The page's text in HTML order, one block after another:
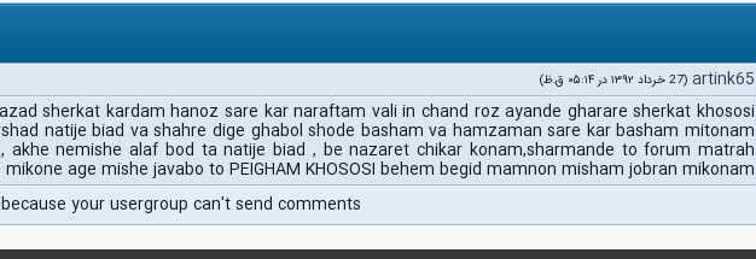
artink65 (27 خرداد ۱۳۹۲ در ۰۵:۱۴ ق.ظ)
sherkat kardam hanoz sare kar naraftam vali in chand roz ayande gharare sherkat khososi
natije biad va shahre dige ghabol shode basham va hamzaman sare kar basham mitonam
nemishe alaf bod ta natije biad , be nazaret chikar konam,sharmande to forum matrah
age mishe javabo to PEIGHAM KHOSOSI behem begid mamnon misham jobran mikonam
your usergroup can't send comments.